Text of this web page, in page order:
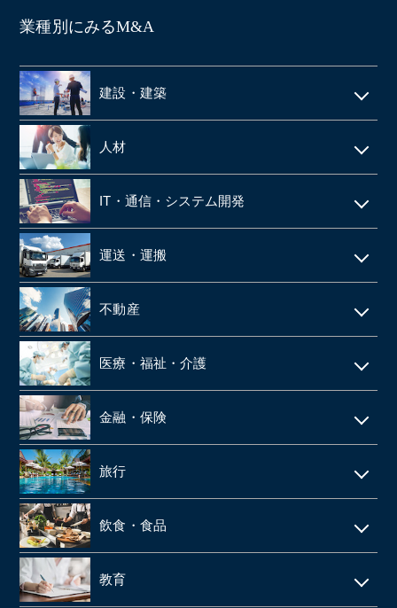
業種別にみるM&A
建設・建築
電気工事・管工事
建設・土木
空調設備工事
仮設足場工事・足場施工
施工管理
建材・住宅設備機器の卸
解体工事
鉄骨工事
内装・外装工事
消防設備点検・工事
建築資材卸
人材
人材派遣
SES
シェアードサービス
技術者派遣
IT・通信・システム開発
IT
システム開発
ネット通販・EC
ゲーム
web広告
SaaS事業
web制作
データセンター
運送・運搬
運送・物流
タクシー
倉庫
バス
引越
不動産
マンション管理
ビルメンテナンス
不動産テック
リフォーム
家賃保証・賃貸管理
不動産管理
医療・福祉・介護
調剤薬局
介護事業
施設介護・老人ホーム
訪問介護・デイサービス
医療機器卸・商社
製薬
金融・保険
リース・レンタル
保険代理店
ファンド
旅行
ホテル・旅館
旅行会社・旅行代理店
飲食・食品
飲食店
教育